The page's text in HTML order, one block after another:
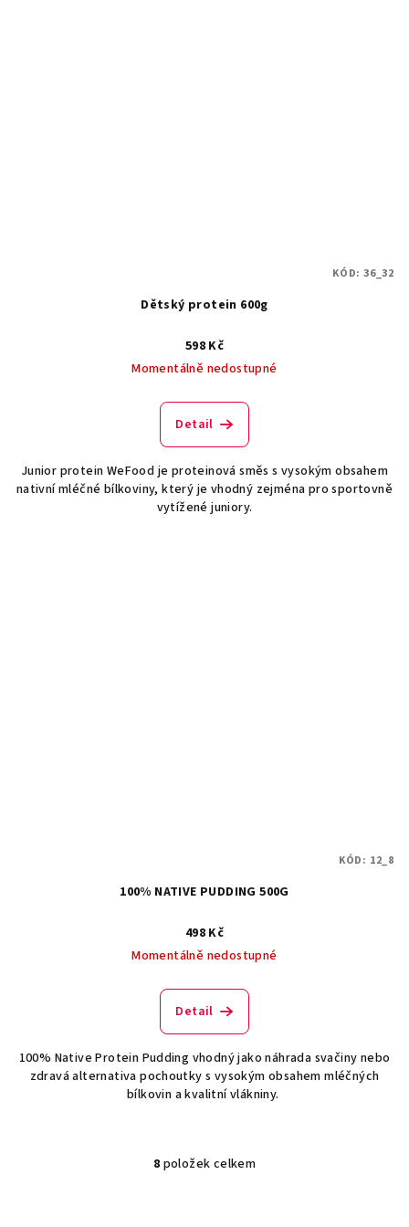
Dětský protein 600g
598 Kč
Momentálně nedostupné
Detail
Junior protein WeFood je proteinová směs s vysokým obsahem
nativní mléčné bílkoviny, který je vhodný zejména pro sportovně
vytížené juniory.
KÓD: 36_32
100% NATIVE PUDDING 500G
498 Kč
Momentálně nedostupné
Detail
100% Native Protein Pudding vhodný jako náhrada svačiny nebo
zdravá alternativa pochoutky s vysokým obsahem mléčných
bílkovin a kvalitní vlákniny.
KÓD: 12_8
O
8 položek celkem